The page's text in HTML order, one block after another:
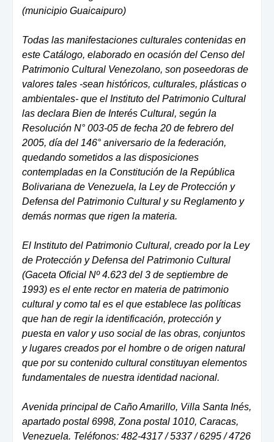
(municipio Guaicaipuro)
Todas las manifestaciones culturales contenidas en
este Catálogo, elaborado en ocasión del Censo del
Patrimonio Cultural Venezolano, son poseedoras de
valores tales -sean históricos, culturales, plásticas o
ambientales- que el Instituto del Patrimonio Cultural
las declara Bien de Interés Cultural, según la
Resolución N° 003-05 de fecha 20 de febrero del
2005, día del 146° aniversario de la federación,
quedando sometidos a las disposiciones
contempladas en la Constitución de la República
Bolivariana de Venezuela, la Ley de Protección y
Defensa del Patrimonio Cultural y su Reglamento y
demás normas que rigen la materia.
El Instituto del Patrimonio Cultural, creado por la Ley
de Protección y Defensa del Patrimonio Cultural
(Gaceta Oficial Nº 4.623 del 3 de septiembre de
1993) es el ente rector en materia de patrimonio
cultural y como tal es el que establece las políticas
que han de regir la identificación, protección y
puesta en valor y uso social de las obras, conjuntos
y lugares creados por el hombre o de origen natural
que por su contenido cultural constituyan elementos
fundamentales de nuestra identidad nacional.
Avenida principal de Caño Amarillo, Villa Santa Inés,
apartado postal 6998, Zona postal 1010, Caracas,
Venezuela. Teléfonos: 482-4317 / 5337 / 6295 / 4726